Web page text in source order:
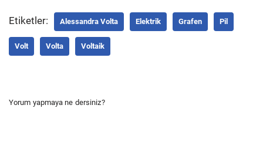
Etiketler: Alessandra Volta Elektrik Grafen Pil
Volt Volta Voltaik
Yorum yapmaya ne dersiniz?